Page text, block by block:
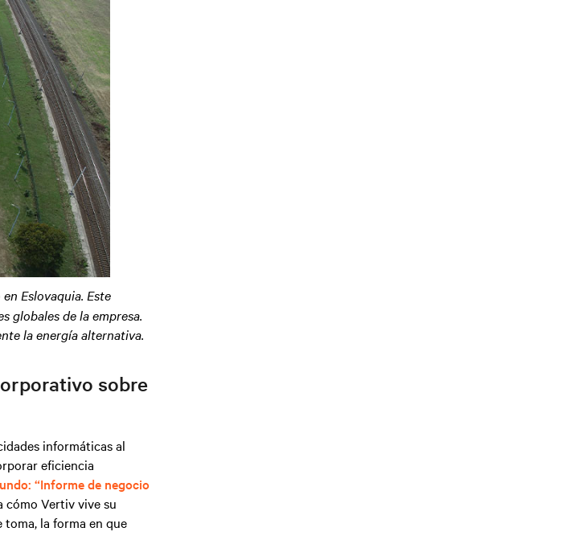
Eslovaquia. Este
globales de la empresa.
la energía alternativa.
sobre
informáticas al
eficiencia
“Informe de negocio
cómo Vertiv vive su
la forma en que